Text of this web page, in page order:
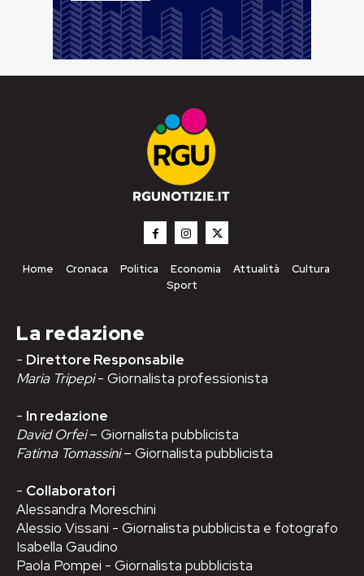
Home Cronaca Politica Economia Attualità
Cultura
Sport
La redazione
- Direttore Responsabile
Maria Tripepi- Giornalista professionista
- In redazione
David Orfei– Giornalista pubblicista
Fatima Tomassini– Giornalista pubblicista
- Collaboratori
Alessandra Moreschini
Alessio Vissani - Giornalista pubblicista e fotografo
Isabella Gaudino
Paola Pompei - Giornalista pubblicista